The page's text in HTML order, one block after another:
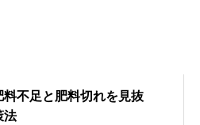
不足と肥料切れを見抜
法